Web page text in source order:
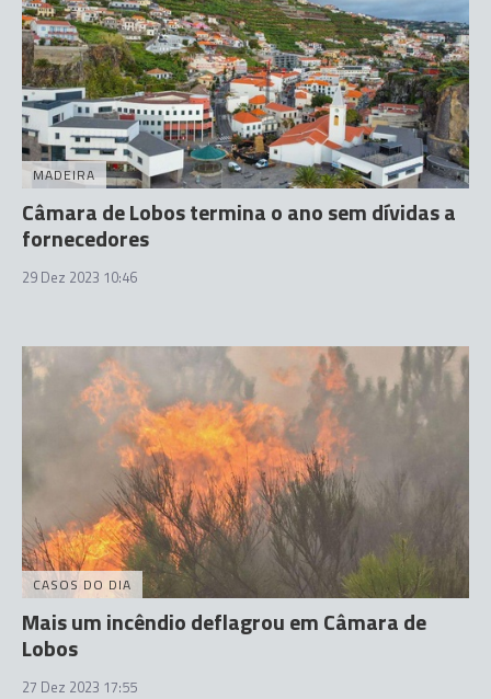
MADEIRA
Câmara de Lobos termina o ano sem dívidas a
fornecedores
29 Dez 2023 10:46
CASOS DO DIA
Mais um incêndio deflagrou em Câmara de
Lobos
27 Dez 2023 17:55